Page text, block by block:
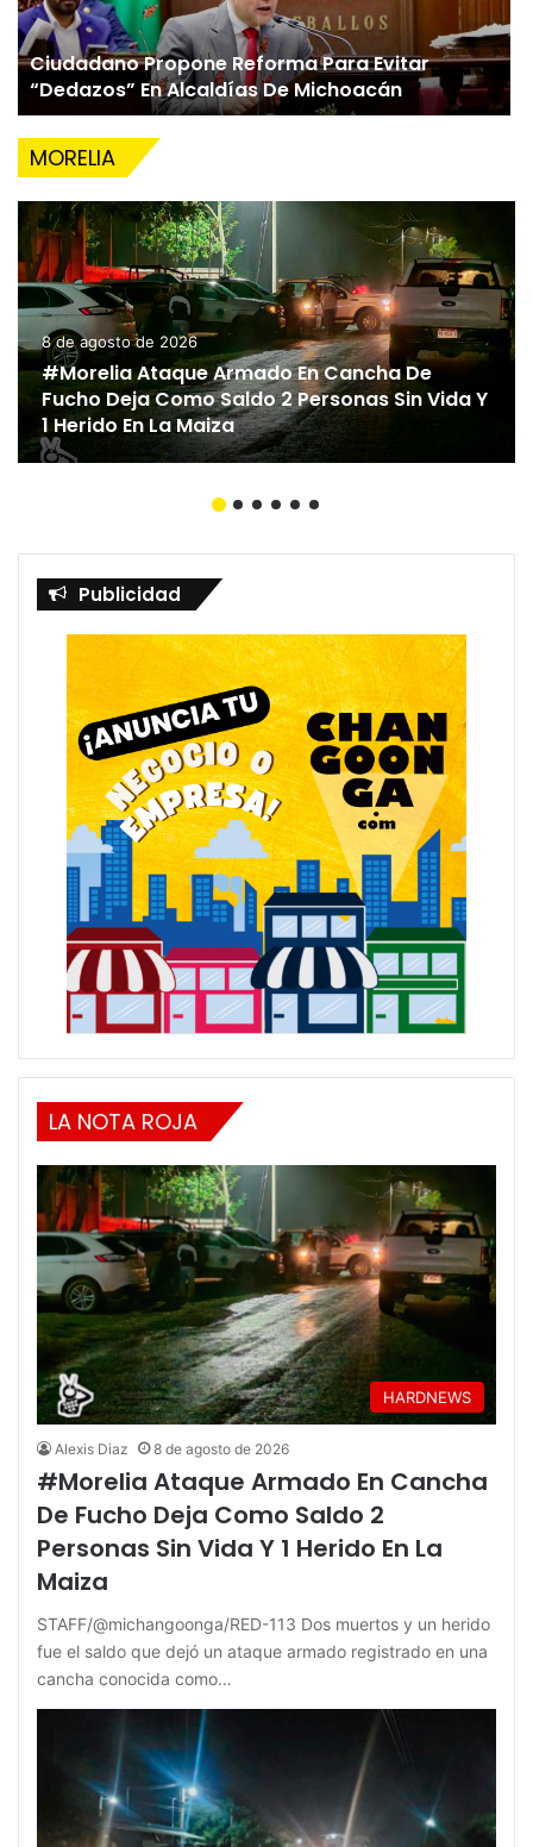
Ciudadano Propone Reforma Para Evitar
“Dedazos” En Alcaldías De Michoacán
MORELIA
8 de agosto de 2026
#Morelia Ataque Armado En Cancha De
Fucho Deja Como Saldo 2 Personas Sin Vida Y
1 Herido En La Maiza
Publicidad
LA NOTA ROJA
HARDNEWS
Alexis Diaz 8 de agosto de 2026
#Morelia Ataque Armado En Cancha
De Fucho Deja Como Saldo 2
Personas Sin Vida Y 1 Herido En La
Maiza
STAFF/@michangoonga/RED-113 Dos muertos y un herido
fue el saldo que dejó un ataque armado registrado en una
cancha conocida como…